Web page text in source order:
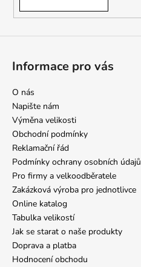
Informace pro vás
O nás
Napište nám
Výměna velikosti
Obchodní podmínky
Reklamační řád
Podmínky ochrany osobních údajů
Pro firmy a velkoodběratele
Zakázková výroba pro jednotlivce
Online katalog
Tabulka velikostí
Jak se starat o naše produkty
Doprava a platba
Hodnocení obchodu